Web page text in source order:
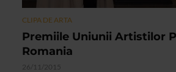
CLIPA DE ARTA
Premiile Uniunii Artistilor
Romania
26/11/2015